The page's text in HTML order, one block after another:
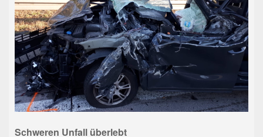
Schweren Unfall überlebt